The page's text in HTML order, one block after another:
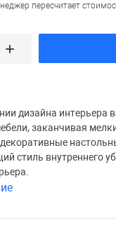
пересчитает
дизайна интерьера
заканчивая
стиль внутреннего